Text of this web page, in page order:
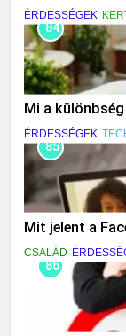
ÉRDESSÉGEK
84
Mi a
ÉRDESSÉGEK
85
Mit jelent a
CSALÁD
86